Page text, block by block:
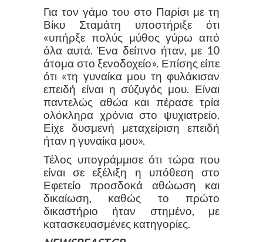
Για τον γάμο του στο Παρίσι με τη
Βίκυ Σταμάτη υποστήριξε ότι
«υπήρξε πολύς μύθος γύρω από
όλα αυτά. Ένα δείπνο ήταν, με 10
άτομα στο ξενοδοχείο». Επίσης είπε
ότι «τη γυναίκα μου τη φυλάκισαν
επειδή είναι η σύζυγός μου. Είναι
παντελώς αθώα και πέρασε τρία
ολόκληρα χρόνια στο ψυχιατρείο.
Είχε δυσμενή μεταχείριση επειδή
ήταν η γυναίκα μου».
Τέλος υπογράμμισε ότι τώρα που
είναι σε εξέλιξη η υπόθεση στο
Εφετείο προσδοκά αθώωση και
δικαίωση, καθώς το πρώτο
δικαστήριο ήταν στημένο, με
κατασκευασμένες κατηγορίες.